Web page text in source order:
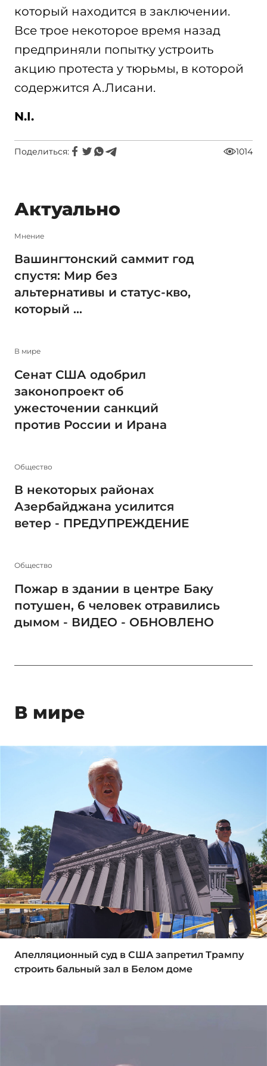
который находится в заключении.
Все трое некоторое время назад
предприняли попытку устроить
акцию протеста у тюрьмы, в которой
содержится А.Лисани.
N.I.
Поделиться: 1014
Актуально
Мнение
Вашингтонский саммит год
спустя: Мир без
альтернативы и статус-кво,
который ...
В мире
Сенат США одобрил
законопроект об
ужесточении санкций
против России и Ирана
Общество
В некоторых районах
Азербайджана усилится
ветер - ПРЕДУПРЕЖДЕНИЕ
Общество
Пожар в здании в центре Баку
потушен, 6 человек отравились
дымом - ВИДЕО - ОБНОВЛЕНО
В мире
Апелляционный суд в США запретил Трампу
строить бальный зал в Белом доме